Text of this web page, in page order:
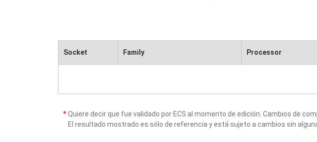
Socket Family Processor
*Quiere decir que fue validado por ECS al momento de edición. Cambios de
El resultado mostrado es sólo de referencia y está sujeto a cambios sin